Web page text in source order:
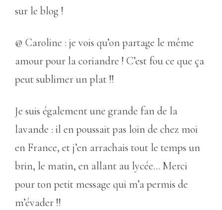
sur le blog !
@ Caroline : je vois qu’on partage le même
amour pour la coriandre ! C’est fou ce que ça
peut sublimer un plat !!
Je suis également une grande fan de la
lavande : il en poussait pas loin de chez moi
en France, et j’en arrachais tout le temps un
brin, le matin, en allant au lycée… Merci
pour ton petit message qui m’a permis de
m’évader !!